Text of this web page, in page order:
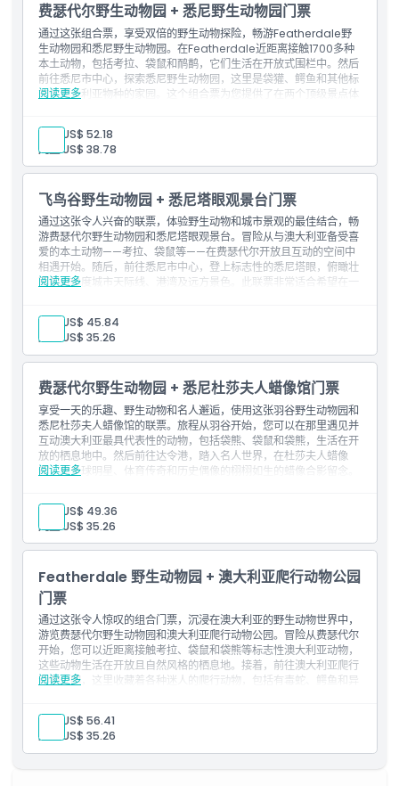
需要了解的事项
位置
费瑟代尔野生动物园 + 悉尼野生动物园门票
通过这张组合票，享受双倍的野生动物探险，畅游Featherdale野
生动物园和悉尼野生动物园。在Featherdale近距离接触1700多种
本土动物，包括考拉、袋鼠和鸸鹋，它们生活在开放式围栏中。然后
前往悉尼市中心，探索悉尼野生动物园，这里是袋獾、鳄鱼和其他标
志性澳大利亚物种的家园。这个组合票为您提供了在两个顶级景点体
沉浸式教育体验的动物爱好者。
阅读更多
包含内容
Featherdale野生动物园普通门票。
悉尼野生动物园普通门票。
成人: US$ 52.18
儿童:US$ 38.78
飞鸟谷野生动物园 + 悉尼塔眼观景台门票
通过这张令人兴奋的联票，体验野生动物和城市景观的最佳结合，畅
游费瑟代尔野生动物园和悉尼塔眼观景台。冒险从与澳大利亚备受喜
爱的本土动物——考拉、袋鼠等——在费瑟代尔开放且互动的空间中
相遇开始。随后，前往悉尼市中心，登上标志性的悉尼塔眼，俯瞰壮
丽的360度城市天际线、港湾及远方景色。此联票非常适合希望在一
阅读更多
包含项目
费瑟代尔野生动物园普通门票。
悉尼塔眼观景台普通入场券。
成人: US$ 45.84
儿童: US$ 35.26
费瑟代尔野生动物园 + 悉尼杜莎夫人蜡像馆门票
享受一天的乐趣、野生动物和名人邂逅，使用这张羽谷野生动物园和
悉尼杜莎夫人蜡像馆的联票。旅程从羽谷开始，您可以在那里遇见并
互动澳大利亚最具代表性的动物，包括袋熊、袋鼠和袋熊，生活在开
放的栖息地中。然后前往达令港，踏入名人世界，在杜莎夫人蜡像
馆，与全球明星、体育传奇和历史偶像的栩栩如生的蜡像合影留念。
与奇妙一面的游客。
阅读更多
包含内容
羽谷野生动物园一般入场券。
悉尼杜莎夫人蜡像馆一般入场券。
成人: US$ 49.36
儿童:US$ 35.26
Featherdale 野生动物园 + 澳大利亚爬行动物公园
门票
通过这张令人惊叹的组合门票，沉浸在澳大利亚的野生动物世界中，
游览费瑟代尔野生动物园和澳大利亚爬行动物公园。冒险从费瑟代尔
开始，您可以近距离接触考拉、袋鼠和袋熊等标志性澳大利亚动物，
这些动物生活在开放且自然风格的栖息地。接着，前往澳大利亚爬行
动物公园，这里收藏着各种迷人的爬行动物，包括有毒蛇、鳄鱼和异
爬行动物体验，非常适合家庭、自然爱好者和动物爱好者寻求有趣且
富有教育意义的体验。
阅读更多
包含内容
成人: US$ 56.41
儿童: US$ 35.26